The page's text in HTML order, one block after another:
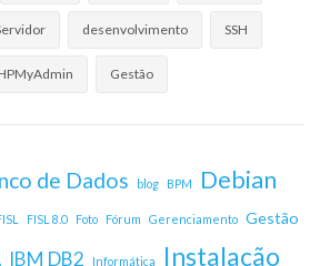
desenvolvimento SSH
Gestão
de Dados blog BPM Debian
FISL 8.0 Foto Fórum Gerenciamento Gestão
IBM DB2 Informática Instalação